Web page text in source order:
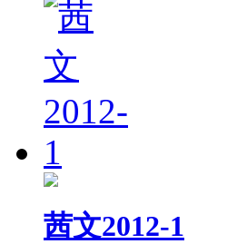
茜文2012-1